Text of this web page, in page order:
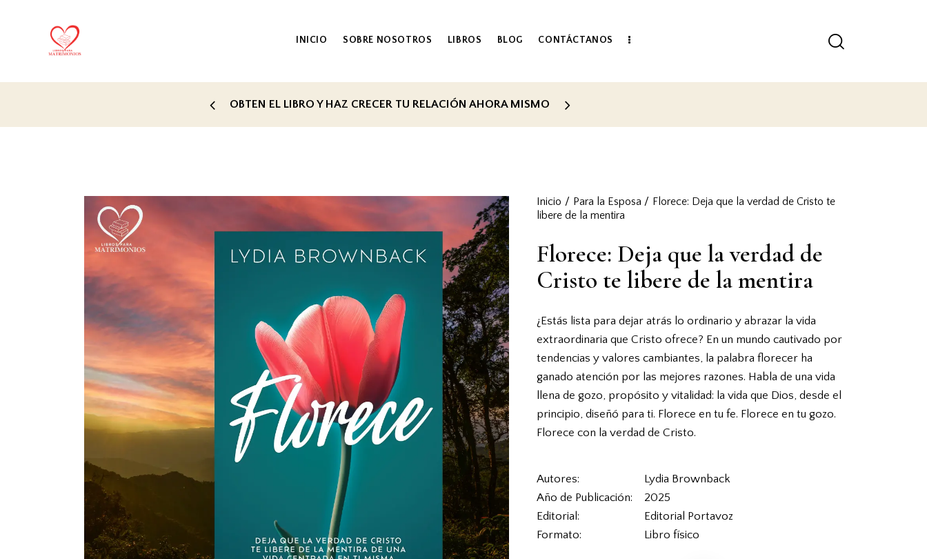
INICIO SOBRE NOSOTROS LIBROS BLOG CONTÁCTANOS
OBTEN EL LIBRO Y HAZ CRECER TU RELACIÓN AHORA MISMO
Inicio Para la Esposa
Florece: Deja que la verdad de Cristo te
libere de la mentira
Florece: Deja que la verdad de
Cristo te libere de la mentira
¿Estás lista para dejar atrás lo ordinario y abrazar la vida
extraordinaria que Cristo ofrece? En un mundo cautivado por
tendencias y valores cambiantes, la palabra florecer ha
ganado atención por las mejores razones. Habla de una vida
llena de gozo, propósito y vitalidad: la vida que Dios, desde el
principio, diseñó para ti. Florece en tu fe. Florece en tu gozo.
Florece con la verdad de Cristo.
Autores
Lydia Brownback
Año de Publicación
2025
Editorial
Editorial Portavoz
Formato
Libro físico